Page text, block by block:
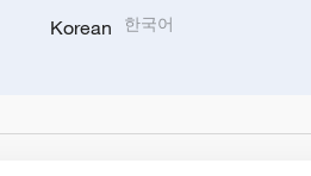
Korean 한국어